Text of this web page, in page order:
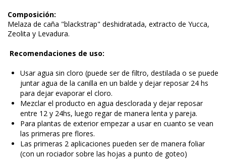
Composición:
Melaza de caña "blackstrap" deshidratada, extracto de Yucca,
Zeolita y Levadura.
Recomendaciones de uso:
Usar agua sin cloro (puede ser de filtro, destilada o se puede
juntar agua de la canilla en un balde y dejar reposar 24 hs
para dejar evaporar el cloro.
Mezclar el producto en agua desclorada y dejar reposar
entre 12 y 24hs, luego regar de manera lenta y pareja.
Para plantas de exterior empezar a usar en cuanto se vean
las primeras pre flores.
Las primeras 2 aplicaciones pueden ser de manera foliar
(con un rociador sobre las hojas a punto de goteo)